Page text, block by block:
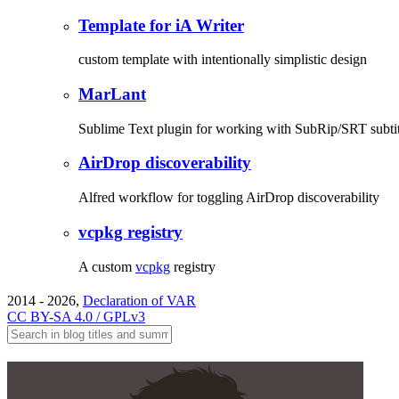
Template for iA Writer
custom template with intentionally simplistic design
MarLant
Sublime Text plugin for working with SubRip/SRT
AirDrop discoverability
Alfred workflow for toggling AirDrop discoverability
vcpkg registry
A custom vcpkg registry
2014 - 2026, Declaration of VAR
CC BY-SA 4.0 / GPLv3